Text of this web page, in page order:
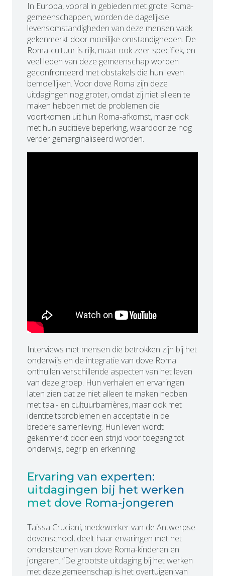
In Europa, vooral in gebieden met grote Roma-
gemeenschappen, worden de dagelijkse
levensomstandigheden van deze mensen vaak
gekenmerkt door moeilijke omstandigheden. De
Roma-cultuur is rijk, maar ook zeer specifiek, en
veel leden van deze gemeenschap worden
geconfronteerd met obstakels die hun leven
bemoeilijken. Voor dove Roma zijn deze
uitdagingen nog groter, omdat zij niet alleen te
maken hebben met de problemen die
voortkomen uit hun Roma-afkomst, maar ook
met hun auditieve beperking, waardoor ze nog
verder gemarginaliseerd worden.
Interviews met mensen die betrokken zijn bij het
onderwijs en de integratie van dove Roma
onthullen verschillende aspecten van het leven
van deze groep. Hun verhalen en ervaringen
laten zien dat ze niet alleen te maken hebben
met taal- en cultuurbarrières, maar ook met
identiteitsproblemen en acceptatie in de
bredere samenleving. Hun leven wordt
gekenmerkt door een strijd voor toegang tot
onderwijs, begrip en erkenning.
Ervaring van experten:
uitdagingen bij het werken
met dove Roma-jongeren
Taissa Cruciani, medewerker van de Antwerpse
dovenschool, deelt haar ervaringen met het
ondersteunen van dove Roma-kinderen en
jongeren. “De grootste uitdaging bij het werken
met deze gemeenschap is het overtuigen van